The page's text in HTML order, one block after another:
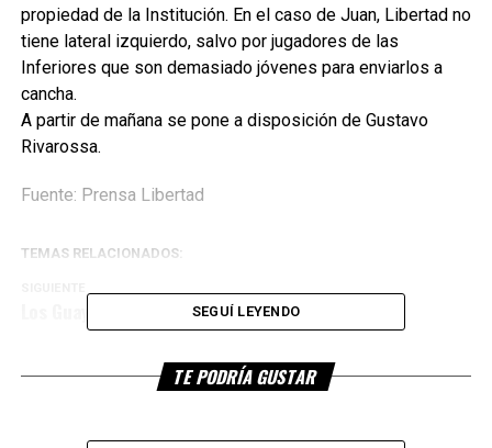
propiedad de la Institución. En el caso de Juan, Libertad no
tiene lateral izquierdo, salvo por jugadores de las
Inferiores que son demasiado jóvenes para enviarlos a
cancha.
A partir de mañana se pone a disposición de Gustavo
Rivarossa.
Fuente: Prensa Libertad
TEMAS RELACIONADOS:
Los Guaycurúes no detienen su marcha
Liga Rafaelina: Ganaros los dos equipos de nuestra
SEGUÍ LEYENDO
TE PODRÍA GUSTAR